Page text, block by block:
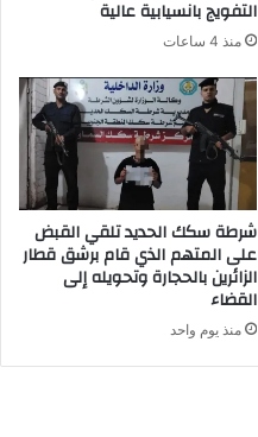
التفويج بانسيابية عالية
منذ 4 ساعات
شرطة سكك الحديد تلقي القبض
على المتهم الذي قام برشق قطار
الزائرين بالحجارة وتحويله إلى
القضاء
منذ يوم واحد